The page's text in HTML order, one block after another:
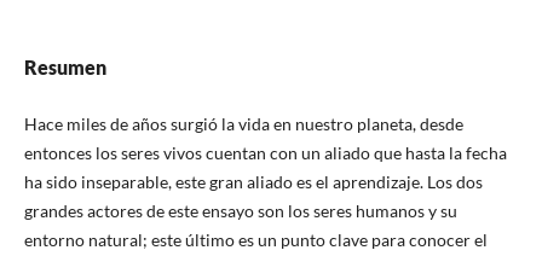
Resumen
Hace miles de años surgió la vida en nuestro planeta, desde
entonces los seres vivos cuentan con un aliado que hasta la fecha
ha sido inseparable, este gran aliado es el aprendizaje. Los dos
grandes actores de este ensayo son los seres humanos y su
entorno natural; este último es un punto clave para conocer el